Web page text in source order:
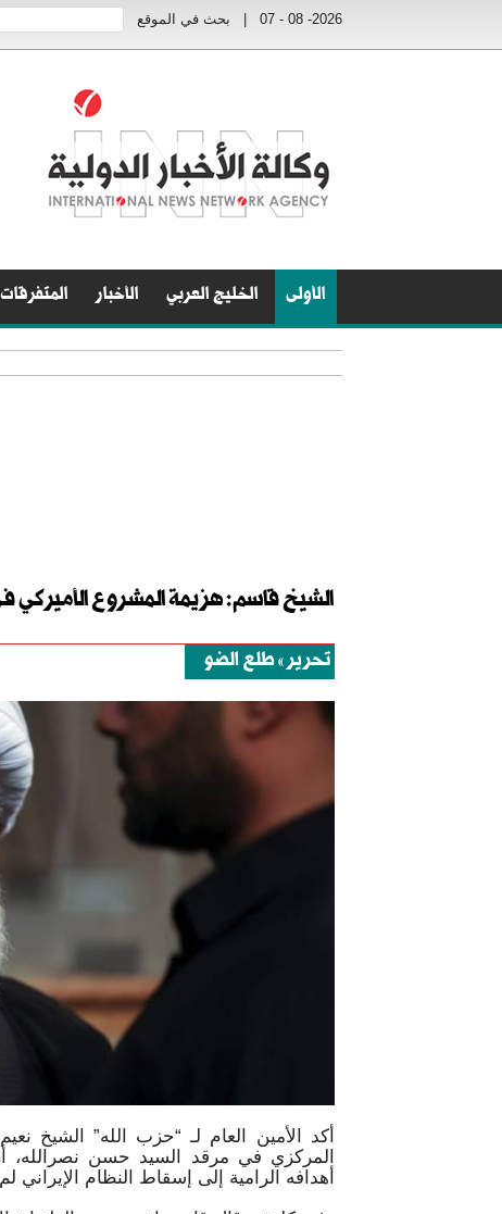
2026- 08 - 07 بحث في الموقع
الأولى الخليج العربي الأخبار المتفرقات
الشيخ قاسم: هزيمة المشروع الأميركي
تحرير طلع الضو
أكد الأمين العام لـ “حزب الله” الشيخ
المركزي في مرقد السيد حسن نصرالله،
أهدافه الرامية إلى إسقاط النظام الإيراني